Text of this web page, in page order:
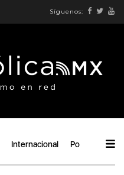
Síguenos:
Internacional Política